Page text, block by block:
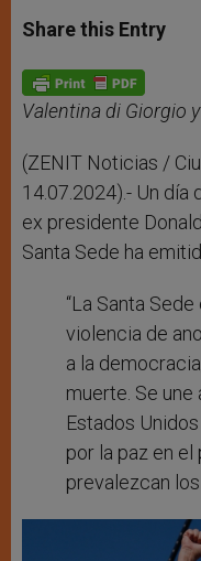
t
s
p
p
s
e
g
e
r
e
b
o
k
Share this Entry
Valentina di Giorgio
(ZENIT Noticias /
14.07.2024).- Un día
ex presidente
Santa Sede ha
“La Santa
violencia de
a la
muerte. Se
Estados
por la paz en el
prevalezcan